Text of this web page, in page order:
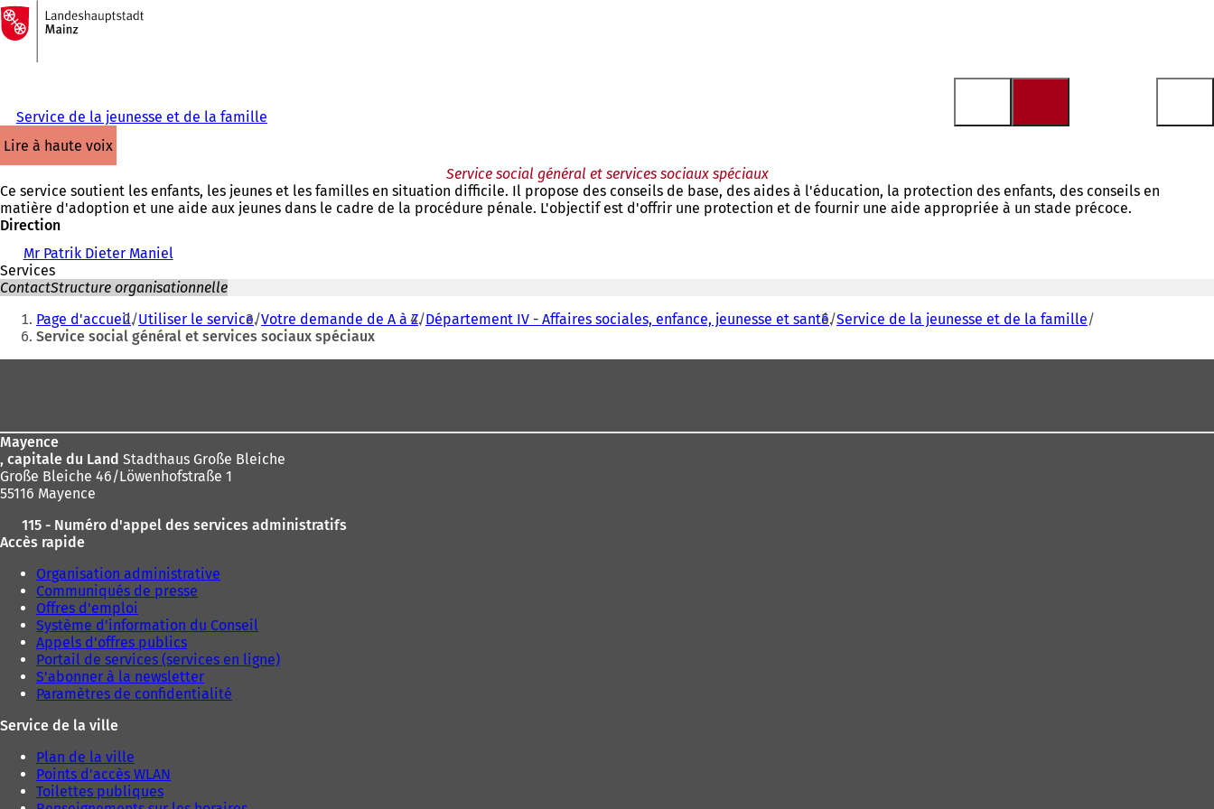
Accéder au contenu
Vers
la
page
d'accueil
Service de la jeunesse et de la famille
lire à haute voix
Service social général et services sociaux spéciaux
Ce service soutient les enfants, les jeunes et les familles en situation difficile. Il propose des conseils de base, des aides à l'éducation, la protection des enfants, des conseils en
matière d'adoption et une aide aux jeunes dans le cadre de la procédure pénale. L'objectif est d'offrir une protection et de fournir une aide appropriée à un stade précoce.
Direction
Mr Patrik Dieter Maniel
Services
ContactStructure organisationnelle
Vous
êtes
ici
Page d'accueil Utiliser le service Votre demande de A à Z Département IV - Affaires sociales, enfance, jeunesse et santé Service de la jeunesse et de la famille
Service social général et services sociaux spéciaux
Mayence
, capitale du Land Stadthaus Große Bleiche
Große Bleiche 46/Löwenhofstraße 1
55116 Mayence
115 - Numéro d'appel des services administratifs
Accès rapide
Organisation administrative
Communiqués de presse
Offres d'emploi
Système d'information du Conseil
Appels d'offres publics
Portail de services (services en ligne)
S'abonner à la newsletter
Paramètres de confidentialité
Service de la ville
Plan de la ville
Points d'accès WLAN
Toilettes publiques